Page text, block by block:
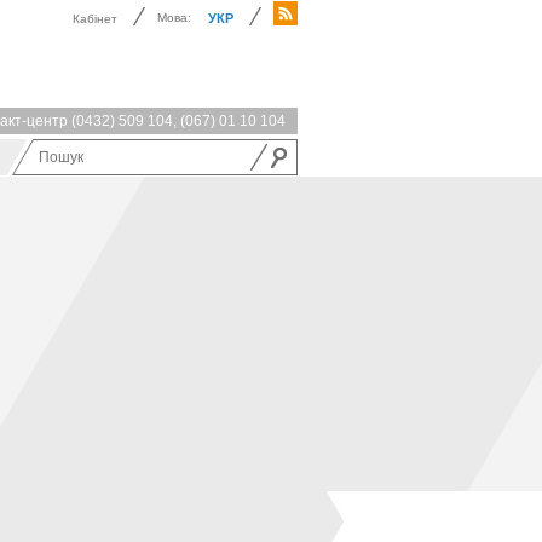
Кабінет Мова: УКР
центр (0432) 509 104, (067) 01 10 104